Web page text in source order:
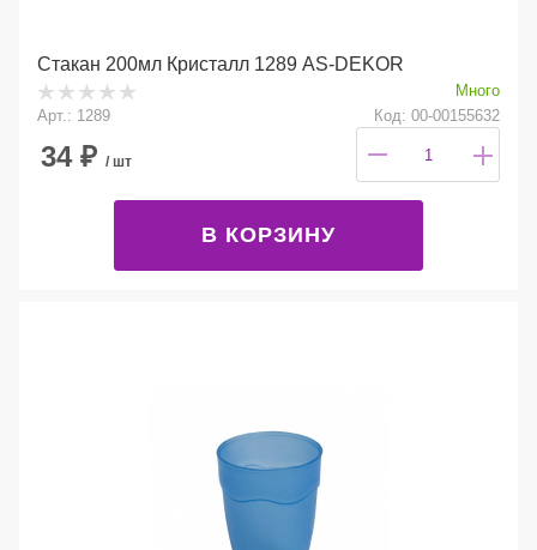
Стакан 200мл Кристалл 1289 AS-DEKOR
Много
Арт.: 1289
Код: 00-00155632
34₽ / шт
В КОРЗИНУ